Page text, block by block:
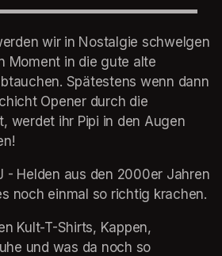
wir in Nostalgie schwelgen
Moment in die gute alte
Spätestens wenn dann
Opener durch die
werdet ihr Pipi in den Augen
- Helden aus den 2000er Jahren
noch einmal so richtig krachen.
Kult-T-Shirts, Kappen,
und was da noch so